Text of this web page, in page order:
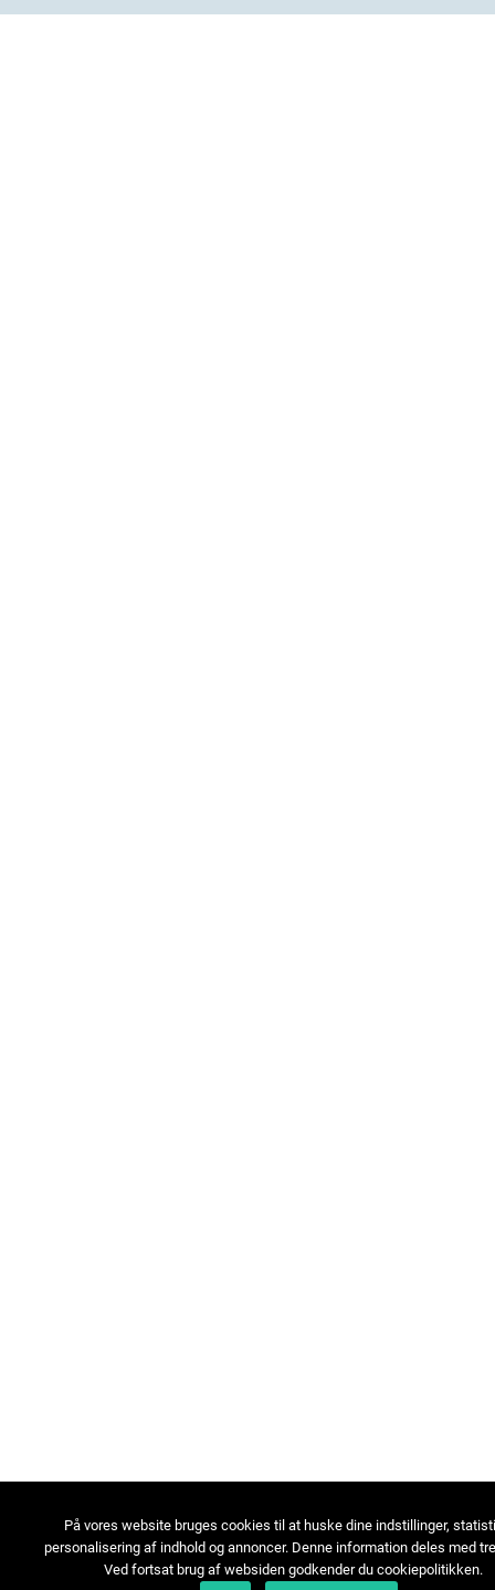
På vores website bruges cookies til at huske dine indstillinger,
personalisering af indhold og annoncer. Denne information deles med
Ved fortsat brug af websiden godkender du cookiepolitikken.